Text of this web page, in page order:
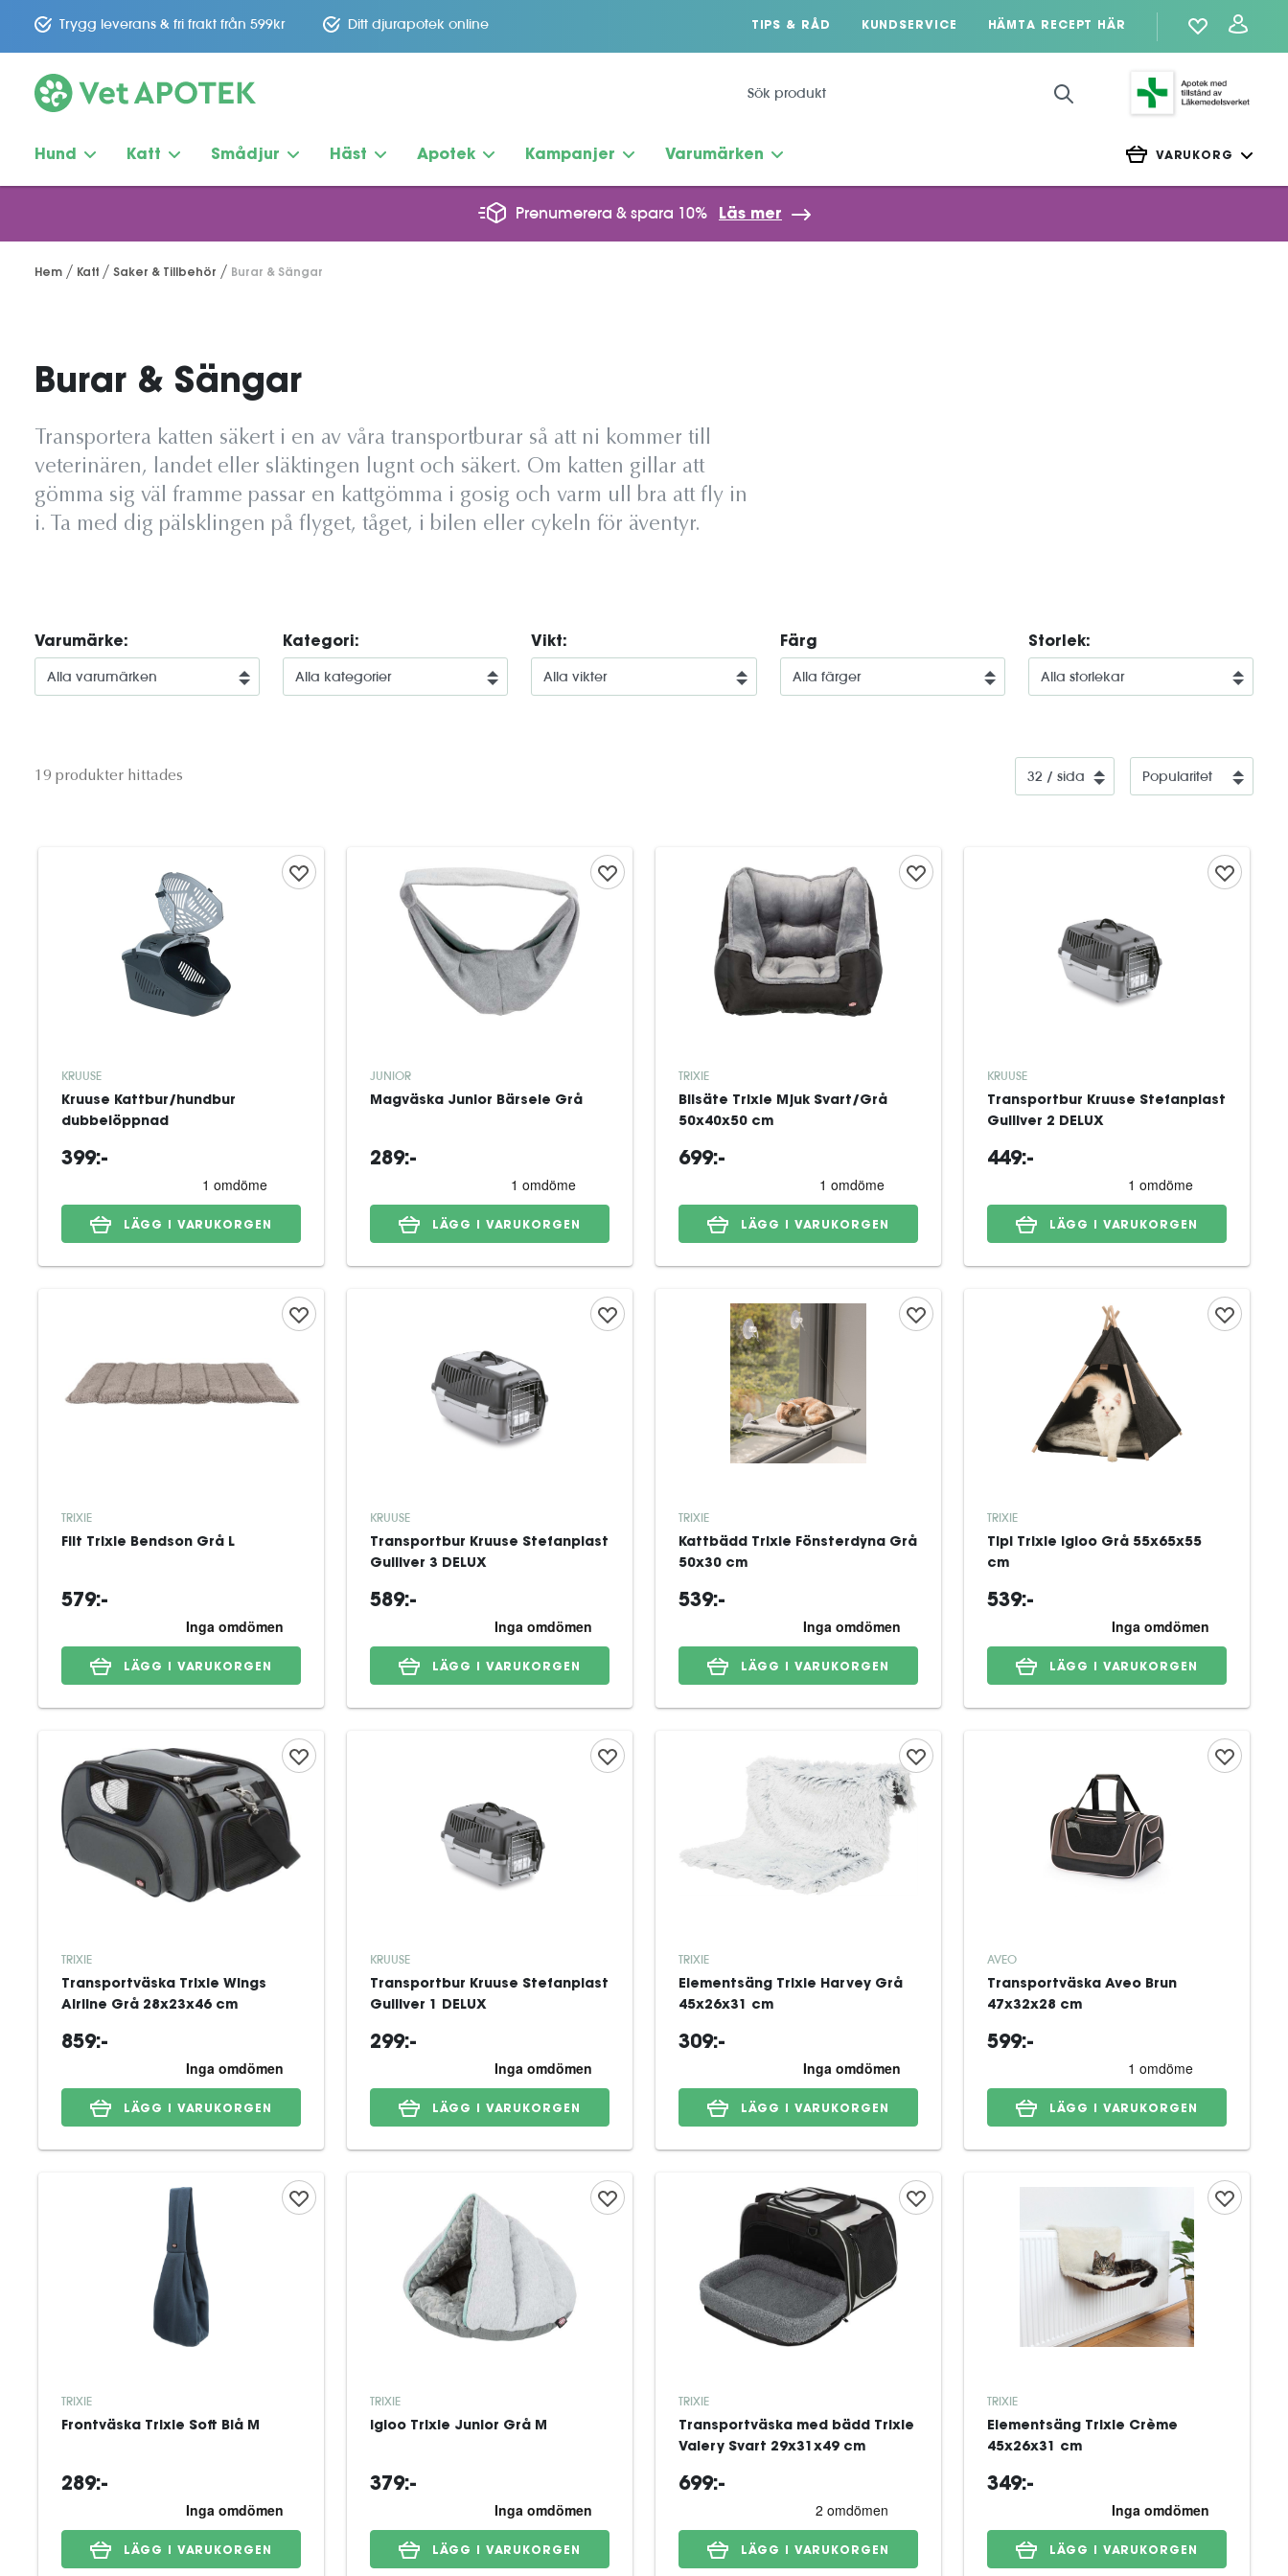
Trygg leverans & fri frakt från 599kr Ditt djurapotek online TIPS & RÅD KUNDSERVICE HÄMTA RECEPT HÄR
Hund Katt Smådjur Häst Apotek Kampanjer Varumärken VARUKORG
Prenumerera & spara 10% Läs mer
Hem Katt Saker & Tillbehör Burar & Sängar
Burar & Sängar
Transportera katten säkert i en av våra transportburar så att ni kommer till
veterinären, landet eller släktingen lugnt och säkert. Om katten gillar att
gömma sig väl framme passar en kattgömma i gosig och varm ull bra att fly in
i. Ta med dig pälsklingen på flyget, tåget, i bilen eller cykeln för äventyr.
Varumärke: Kategori: Vikt: Färg Storlek:
19 produkter hittades
KRUUSE
Kruuse Kattbur/hundbur
dubbelöppnad
399:-
LÄGG I VARUKORGEN
JUNIOR
Magväska Junior Bärsele Grå
289:-
LÄGG I VARUKORGEN
TRIXIE
Bilsäte Trixie Mjuk Svart/Grå
50x40x50 cm
699:-
LÄGG I VARUKORGEN
KRUUSE
Transportbur Kruuse Stefanplast
Gulliver 2 DELUX
449:-
LÄGG I VARUKORGEN
TRIXIE
Filt Trixie Bendson Grå L
579:-
LÄGG I VARUKORGEN
KRUUSE
Transportbur Kruuse Stefanplast
Gulliver 3 DELUX
589:-
LÄGG I VARUKORGEN
TRIXIE
Kattbädd Trixie Fönsterdyna Grå
50x30 cm
539:-
LÄGG I VARUKORGEN
TRIXIE
Tipi Trixie Igloo Grå 55x65x55
cm
539:-
LÄGG I VARUKORGEN
TRIXIE
Transportväska Trixie Wings
Airline Grå 28x23x46 cm
859:-
LÄGG I VARUKORGEN
KRUUSE
Transportbur Kruuse Stefanplast
Gulliver 1 DELUX
299:-
LÄGG I VARUKORGEN
TRIXIE
Elementsäng Trixie Harvey Grå
45x26x31 cm
309:-
LÄGG I VARUKORGEN
AVEO
Transportväska Aveo Brun
47x32x28 cm
599:-
LÄGG I VARUKORGEN
TRIXIE
Frontväska Trixie Soft Blå M
289:-
LÄGG I VARUKORGEN
TRIXIE
Igloo Trixie Junior Grå M
379:-
LÄGG I VARUKORGEN
TRIXIE
Transportväska med bädd Trixie
Valery Svart 29x31x49 cm
699:-
LÄGG I VARUKORGEN
TRIXIE
Elementsäng Trixie Crème
45x26x31 cm
349:-
LÄGG I VARUKORGEN